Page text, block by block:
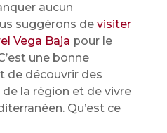
aucun
suggérons de visiter
Vega Baja pour le
une bonne
de découvrir des
la région et de vivre
Qu’est ce